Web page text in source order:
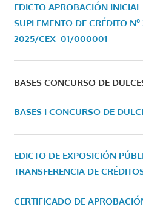
EDICTO APROBACIÓN INICIAL
SUPLEMENTO DE CRÉDITO
2025/CEX_01/000001
BASES CONCURSO DE
BASES I CONCURSO DE
EDICTO DE EXPOSICIÓN
TRANSFERENCIA DE
CERTIFICADO DE